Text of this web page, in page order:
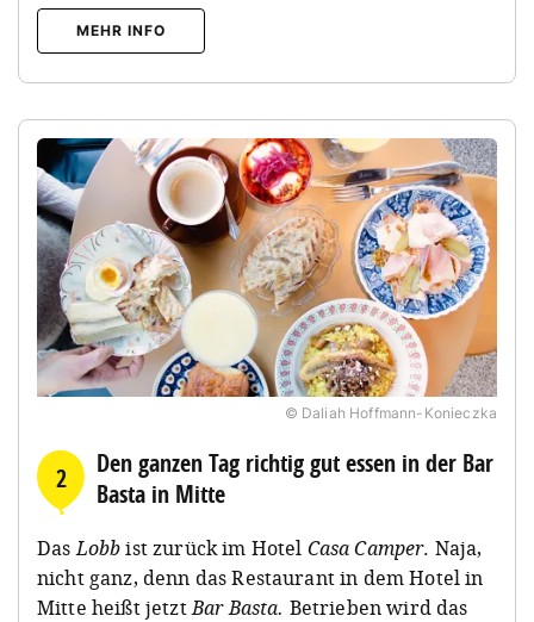
MEHR INFO
© Daliah Hoffmann-Konieczka
2
Den ganzen Tag richtig gut essen in der Bar
Basta in Mitte
DasLobbist zurück im Hotel Casa Camper. Naja,
nicht ganz, denn das Restaurant in dem Hotel in
Mitte heißt jetztBar Basta. Betrieben wird das